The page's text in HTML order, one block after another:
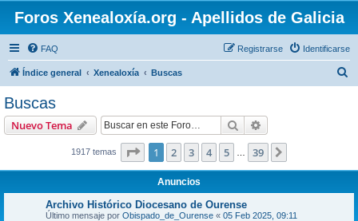
Foros Xenealoxía.org - Apellidos de Galicia
FAQ Identificarse
Registrarse
Índice general Xenealoxía Buscas
Buscas
Nuevo Tema Buscar
1917 temas Página de 39
1 2 3 4 5 39
Anuncios
Archivo Histórico Diocesano de Ourense
Último mensaje por Obispado_de_Ourense « 05 Feb 2025, 09:11